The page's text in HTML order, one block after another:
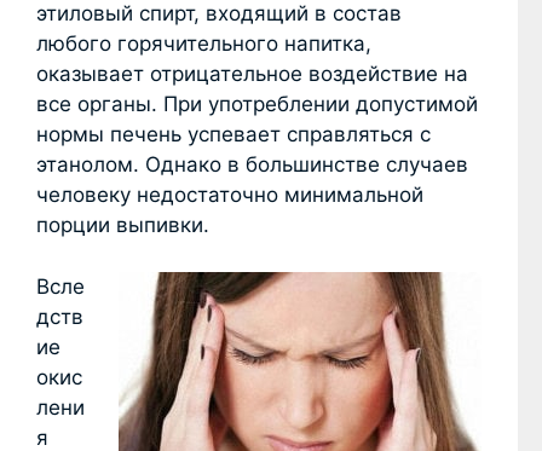
этиловый спирт, входящий в состав
любого горячительного напитка,
оказывает отрицательное воздействие на
все органы. При употреблении допустимой
нормы печень успевает справляться с
этанолом. Однако в большинстве случаев
человеку недостаточно минимальной
порции выпивки.
Всле
дств
ие
окис
лени
я